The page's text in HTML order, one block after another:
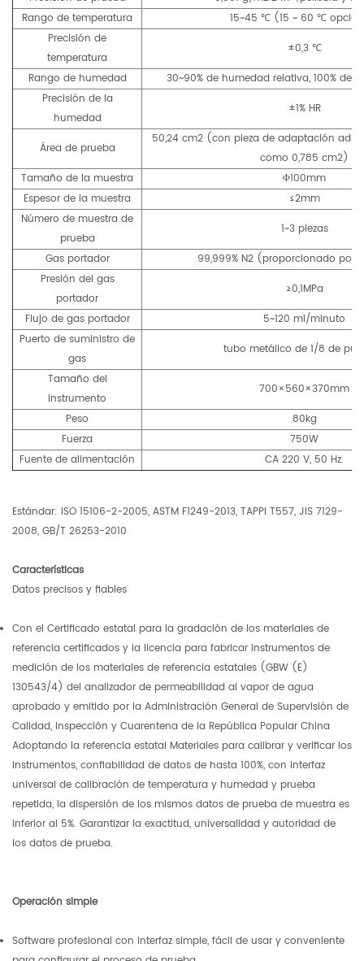
Rango de temperatura
15~45 ℃ (15 ~ 60 ℃
Precisión de
temperatura
±0,3 ℃
Rango de humedad
30~90% de humedad relativa, 100% de
Precisión de la
humedad
±1% HR
Área de prueba
50,24 cm2 (con pieza de adaptación
como 0,785 cm2)
Tamaño de la muestra
Φ100mm
Espesor de la muestra
≤2mm
Número de muestra de
prueba
1~3 piezas
Gas portador
99,999% N2 (proporcionado por
Presión del gas
portador
≥0,1MPa
Flujo de gas portador
5~120 ml/minuto
Puerto de suministro de
gas
tubo metálico de 1/8 de
Tamaño del
instrumento
700×560×370mm
Peso
80kg
Fuerza
750W
Fuente de alimentación
CA 220 V, 50 Hz.
Estándar: ISO 15106-2-2005, ASTM F1249-2013, TAPPI T557, JIS 7129-
2008, GB/T 26253-2010
Características
Datos precisos y fiables
Con el Certificado estatal para la gradación de los materiales de
referencia certificados y la licencia para fabricar instrumentos de
medición de los materiales de referencia estatales (GBW (E)
130543/4) del analizador de permeabilidad al vapor de agua
aprobado y emitido por la Administración General de Supervisión de
Calidad, Inspección y Cuarentena de la República Popular China
Adoptando la referencia estatal Materiales para calibrar y verificar los
instrumentos, confiabilidad de datos de hasta 100%, con interfaz
universal de calibración de temperatura y humedad y prueba
repetida, la dispersión de los mismos datos de prueba de muestra es
inferior al 5%. Garantizar la exactitud, universalidad y autoridad de
los datos de prueba.
Operación simple
Software profesional con interfaz simple, fácil de usar y conveniente